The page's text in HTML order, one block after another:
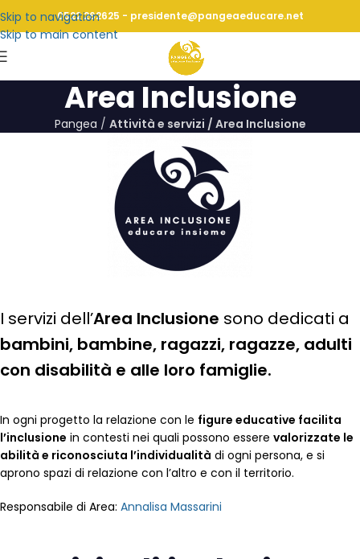
Skip to navigation
Skip to main content
0522 262625 - presidente@pangeaeducare.net
Area Inclusione
Pangea / Attività e servizi / Area Inclusione
I servizi dell’Area Inclusione sono dedicati a
bambini, bambine, ragazzi, ragazze, adulti
con disabilità e alle loro famiglie.
In ogni progetto la relazione con le figure educative facilita
l’inclusione in contesti nei quali possono essere valorizzate le
abilità e riconosciuta l’individualità di ogni persona, e si
aprono spazi di relazione con l’altro e con il territorio.
Responsabile di Area: Annalisa Massarini